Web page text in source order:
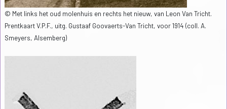
© Met links het oud molenhuis en rechts het nieuw, van Leon Van Tricht.
Prentkaart V.P.F., uitg. Gustaaf Goovaerts-Van Tricht, voor 1914 (coll. A.
Smeyers, Alsemberg)